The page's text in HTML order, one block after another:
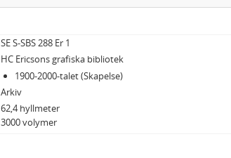
SE S-SBS 288 Er 1
HC Ericsons grafiska bibliotek
1900-2000-talet (Skapelse)
Arkiv
62,4 hyllmeter
3000 volymer